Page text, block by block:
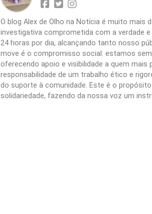
O blog Alex de Olho na Notícia é muito
investigativa comprometida com a verdade
24 horas por dia, alcançando tanto nosso
move é o compromisso social: estamos
oferecendo apoio e visibilidade a quem
responsabilidade de um trabalho ético e
do suporte à comunidade. Este é o
solidariedade, fazendo da nossa voz um